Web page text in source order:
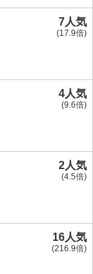
7人気
(17.9倍)
4人気
(9.6倍)
2人気
(4.5倍)
16人気
(216.9倍)